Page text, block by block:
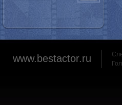
www.bestactor.ru